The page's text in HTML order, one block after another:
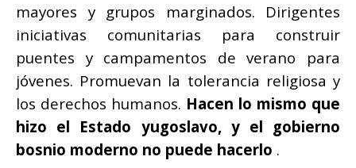
mayores y grupos marginados. Dirigentes
iniciativas comunitarias para construir
puentes y campamentos de verano para
jóvenes. Promuevan la tolerancia religiosa y
los derechos humanos. Hacen lo mismo que
hizo el Estado yugoslavo, y el gobierno
bosnio moderno no puede hacerlo .